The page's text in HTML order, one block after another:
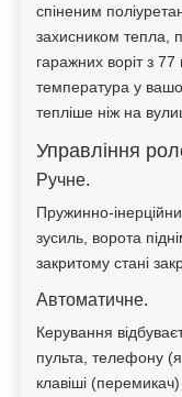
спіненим
захисником тепла,
гаражних воріт з
температура у
тепліше ніж на
Управління
Ручне.
Пружинно-
зусиль, ворота
закритому стані
Автоматичне.
Керування
пульта, телефону
клавіші